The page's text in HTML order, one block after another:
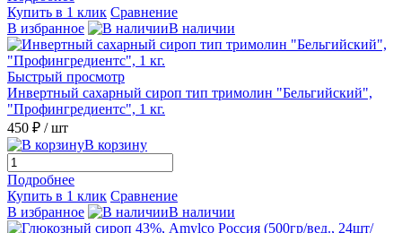
Купить в 1 клик Сравнение
В избранное
В наличии
Быстрый просмотр
Инвертный сахарный сироп тип тримолин "Бельгийский",
"Профингредиентс", 1 кг.
450 ₽ / шт
В корзину
Подробнее
Купить в 1 клик Сравнение
В избранное
В наличии